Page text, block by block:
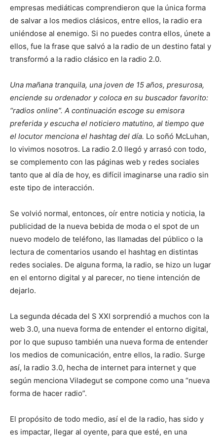
empresas mediáticas comprendieron que la única forma
de salvar a los medios clásicos, entre ellos, la radio era
uniéndose al enemigo. Si no puedes contra ellos, únete a
ellos, fue la frase que salvó a la radio de un destino fatal y
transformó a la radio clásico en la radio 2.0.
Una mañana tranquila, una joven de 15 años, presurosa,
enciende su ordenador y coloca en su buscador favorito:
“radios online”. A continuación escoge su emisora
preferida y escucha el noticiero matutino, al tiempo que
el locutor menciona el hashtag del día. Lo soñó McLuhan,
lo vivimos nosotros. La radio 2.0 llegó y arrasó con todo,
se complemento con las páginas web y redes sociales
tanto que al día de hoy, es difícil imaginarse una radio sin
este tipo de interacción.
Se volvió normal, entonces, oír entre noticia y noticia, la
publicidad de la nueva bebida de moda o el spot de un
nuevo modelo de teléfono, las llamadas del público o la
lectura de comentarios usando el hashtag en distintas
redes sociales. De alguna forma, la radio, se hizo un lugar
en el entorno digital y al parecer, no tiene intención de
dejarlo.
La segunda década del S XXI sorprendió a muchos con la
web 3.0, una nueva forma de entender el entorno digital,
por lo que supuso también una nueva forma de entender
los medios de comunicación, entre ellos, la radio. Surge
así, la radio 3.0, hecha de internet para internet y que
según menciona Viladegut se compone como una “nueva
forma de hacer radio”.
El propósito de todo medio, así el de la radio, has sido y
es impactar, llegar al oyente, para que esté, en una